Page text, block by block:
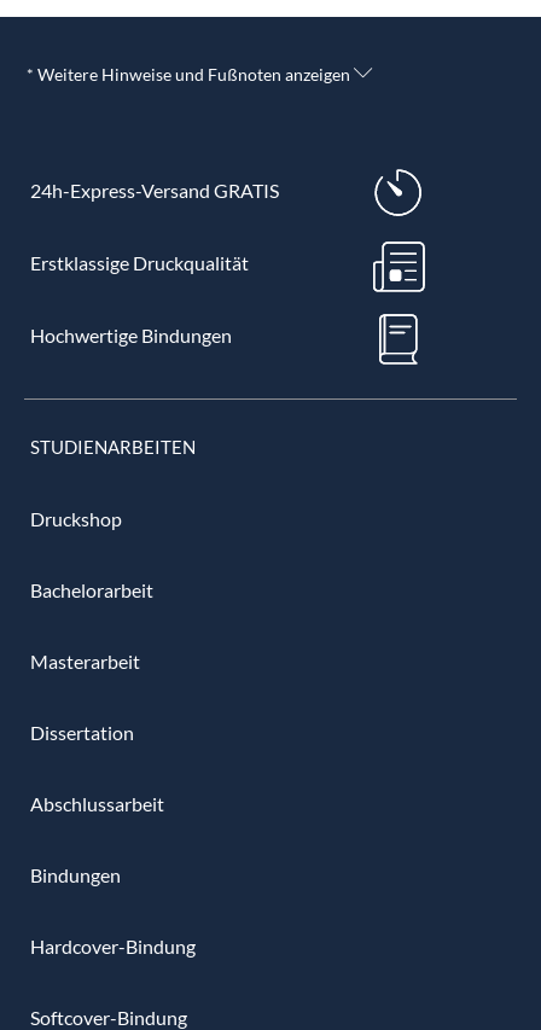
* Weitere Hinweise und Fußnoten anzeigen
24h-Express-Versand GRATIS
Erstklassige Druckqualität
Hochwertige Bindungen
STUDIENARBEITEN
Druckshop
Bachelorarbeit
Masterarbeit
Dissertation
Abschlussarbeit
Bindungen
Hardcover-Bindung
Softcover-Bindung